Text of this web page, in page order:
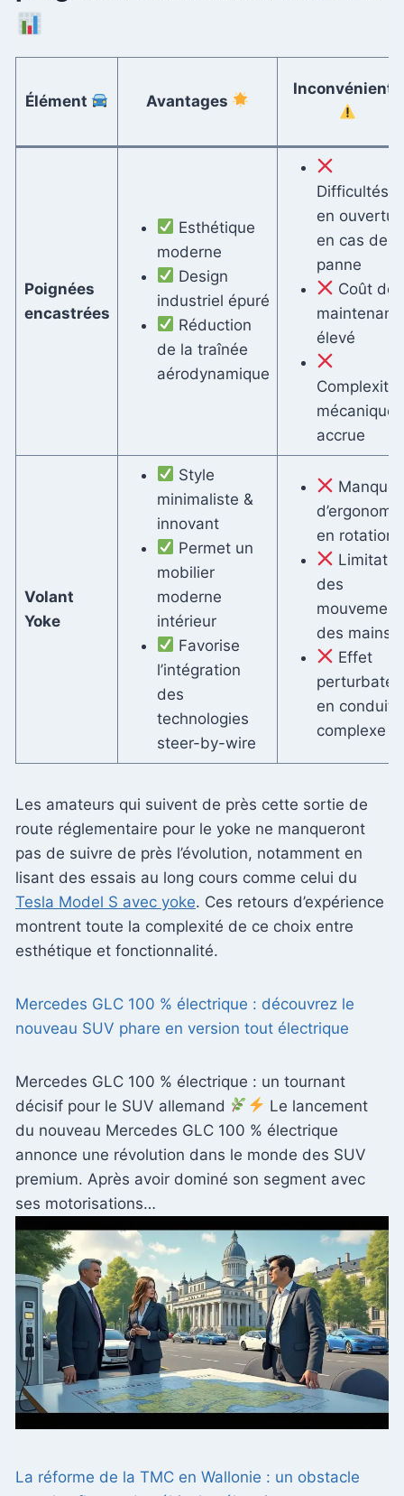
Élément Avantages
Inconvénients
Poignées
encastrées
Esthétique
moderne
Design
industriel épuré
Réduction
de la traînée
aérodynamique
Difficultés
en
en cas de
panne
Coût de
élevé
Complexité
mécanique
accrue
Volant
Yoke
Style
minimaliste &
innovant
Permet un
mobilier
moderne
intérieur
Favorise
l’intégration
des
technologies
steer-by-wire
Manque
d’ergonomie
en rotation
des
des mains
Effet
en conduite
complexe
Les amateurs qui suivent de près cette sortie de
route réglementaire pour le yoke ne manqueront
pas de suivre de près l’évolution, notamment en
lisant des essais au long cours comme celui du
Tesla Model S avec yoke. Ces retours d’expérience
montrent toute la complexité de ce choix entre
esthétique et fonctionnalité.
Mercedes GLC 100 % électrique : découvrez le
nouveau SUV phare en version tout électrique
Mercedes GLC 100 % électrique : un tournant
décisif pour le SUV allemand
Le lancement
du nouveau Mercedes GLC 100 % électrique
annonce une révolution dans le monde des SUV
premium. Après avoir dominé son segment avec
ses motorisations…
La réforme de la TMC en Wallonie : un obstacle